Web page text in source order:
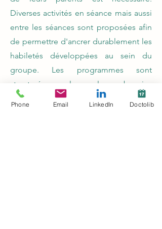
Diverses activités en séance mais aussi
entre les séances sont proposées afin
de permettre d'ancrer durablement les
habiletés développées au sein du
groupe. Les programmes sont
structurés selon les besoins
spécifiques définis de manière
Phone Email LinkedIn Doctolib